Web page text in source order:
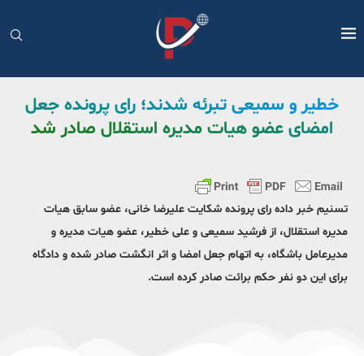
خطیر و سمیعی تبرئه شدند؛ رای پرونده جعل
امضای عضو هیات مدیره استقلال صادر شد
تسنیم خبر داده رای پرونده شکایت علیرضا خانی، عضو سابق هیات
مدیره استقلال، از فرشید سمیعی و علی خطیر، عضو هیات مدیره و
مدیرعامل باشگاه، به اتهام جعل امضا و اثر انگشت صادر شده و دادگاه
برای این دو نفر حکم برائت صادر کرده است.